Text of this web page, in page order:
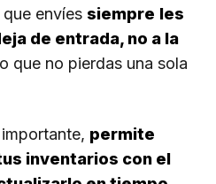
envíes siempre les
de entrada, no a la
que no pierdas una sola
permite
inventarios con el